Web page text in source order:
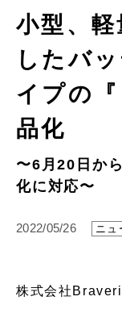
小型、
したバ
イプの
品化
〜6月20日か
化に対応〜
2022/05/26 ニュ
株式会社